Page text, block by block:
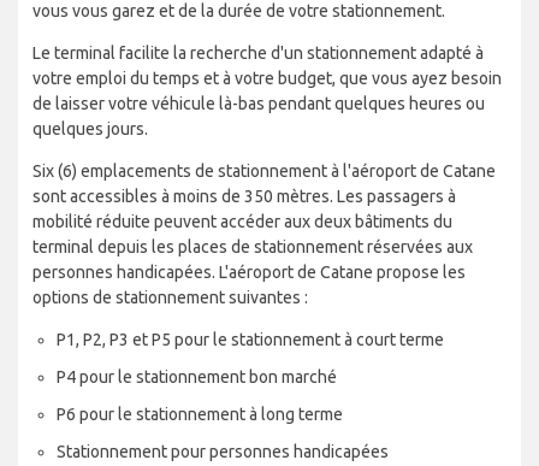
vous vous garez et de la durée de votre stationnement.
Le terminal facilite la recherche d'un stationnement adapté à
votre emploi du temps et à votre budget, que vous ayez besoin
de laisser votre véhicule là-bas pendant quelques heures ou
quelques jours.
Six (6) emplacements de stationnement à l'aéroport de Catane
sont accessibles à moins de 350 mètres. Les passagers à
mobilité réduite peuvent accéder aux deux bâtiments du
terminal depuis les places de stationnement réservées aux
personnes handicapées. L'aéroport de Catane propose les
options de stationnement suivantes :
P1, P2, P3 et P5 pour le stationnement à court terme
P4 pour le stationnement bon marché
P6 pour le stationnement à long terme
Stationnement pour personnes handicapées